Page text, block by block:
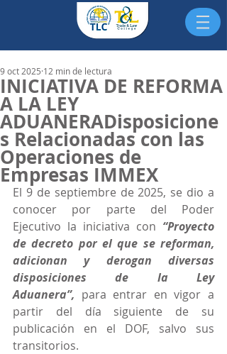
INICIATIVA DE REFORMA
A LA LEY
ADUANERADisposicione
s Relacionadas con las
Operaciones de
Empresas IMMEX
9 oct 2025 12 min de lectura
El 9 de septiembre de 2025, se dio a
conocer por parte del Poder
Ejecutivo la iniciativa con “Proyecto
de decreto por el que se reforman,
adicionan y derogan diversas
disposiciones de la Ley
Aduanera”, para entrar en vigor a
partir del día siguiente de su
publicación en el DOF, salvo sus
transitorios.